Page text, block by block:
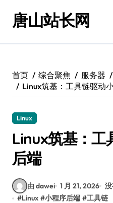
唐山站长网
首页 综合聚焦 服务器
Linux筑基：工具链驱动
Linux
Linux筑基：工
后端
由 dawei 1 月 21, 2026
#Linux #小程序后端 #工具链